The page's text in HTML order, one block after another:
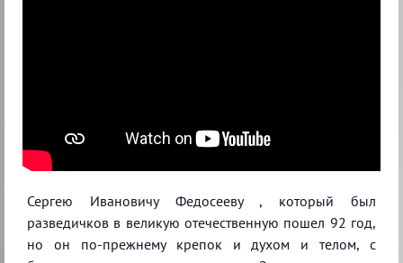
Сергею Ивановичу Федосееву , который был
разведичков в великую отечественную пошел 92 год,
но он по-прежнему крепок и духом и телом, с